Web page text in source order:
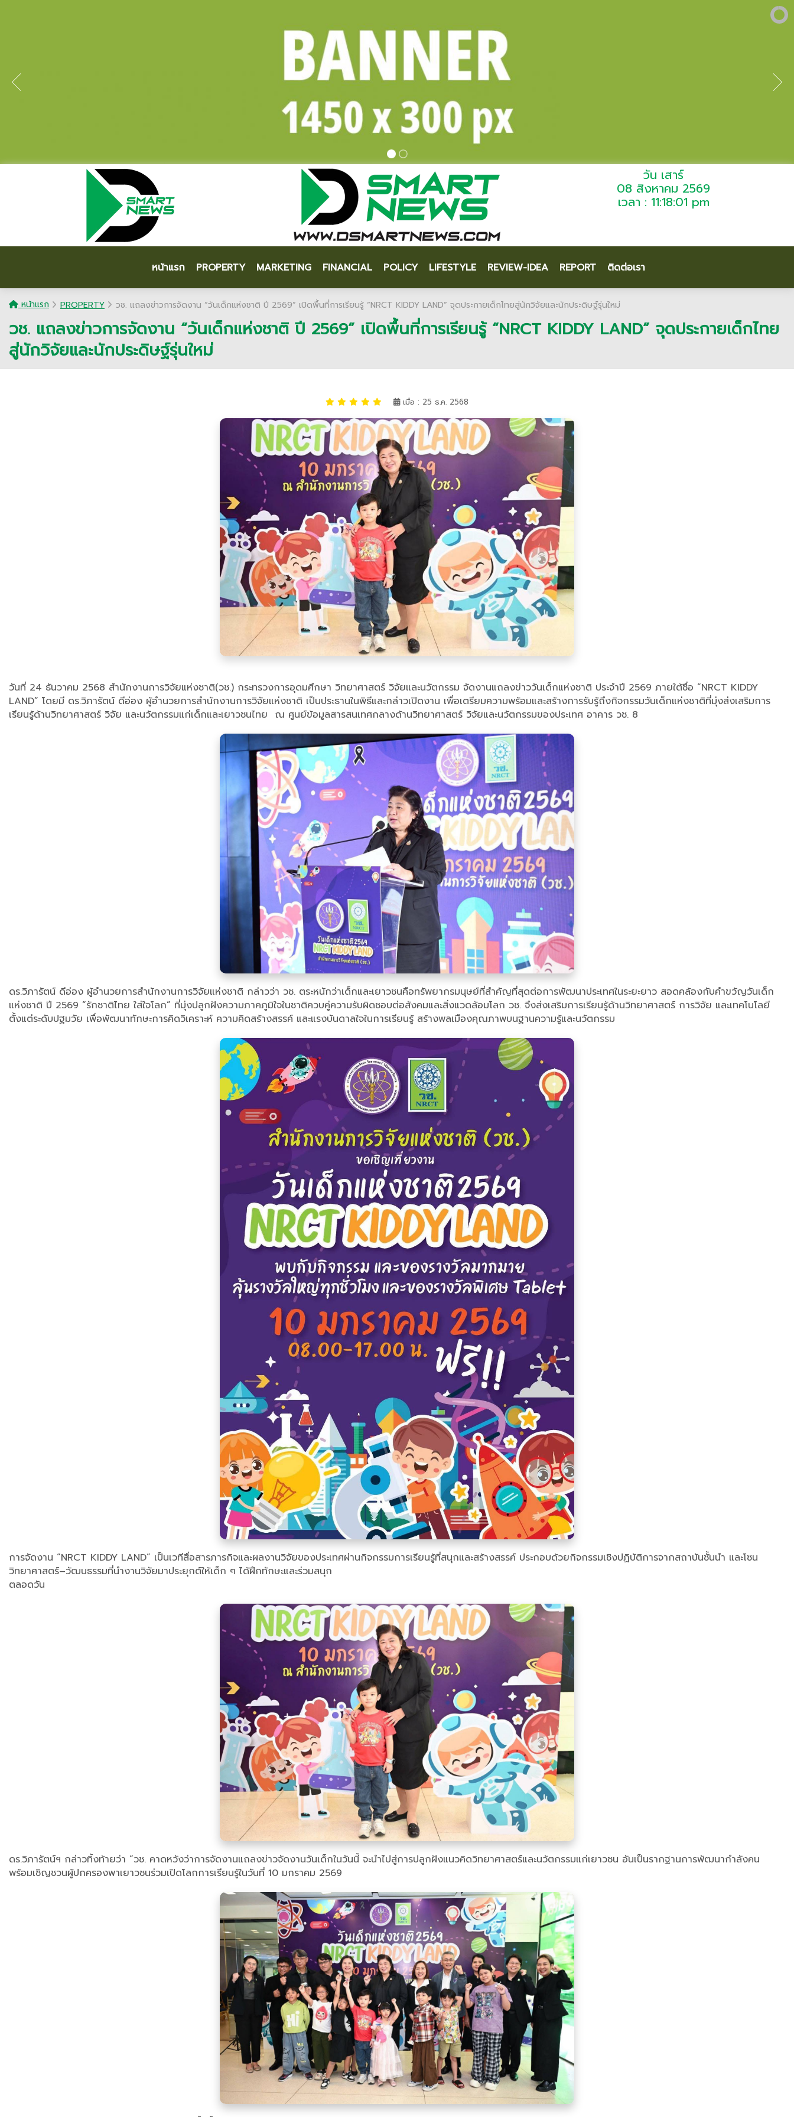
วัน เสาร์
08 สิงหาคม 2569
เวลา : 11:18:01 pm
หน้าแรก PROPERTY MARKETING FINANCIAL POLICY LIFESTYLE REVIEW-IDEA REPORT ติดต่อเรา
หน้าแรก PROPERTY วช. แถลงข่าวการจัดงาน “วันเด็กแห่งชาติ ปี 2569” เปิดพื้นที่การเรียนรู้ “NRCT KIDDY LAND” จุดประกายเด็กไทยสู่นักวิจัยและนักประดิษฐ์รุ่นใหม่
วช. แถลงข่าวการจัดงาน “วันเด็กแห่งชาติ ปี 2569” เปิดพื้นที่การเรียนรู้ “NRCT KIDDY LAND” จุดประกายเด็กไทย
สู่นักวิจัยและนักประดิษฐ์รุ่นใหม่
เมื่อ : 25 ธ.ค. 2568
วันที่ 24 ธันวาคม 2568 สำนักงานการวิจัยแห่งชาติ(วช.) กระทรวงการอุดมศึกษา วิทยาศาสตร์ วิจัยและนวัตกรรม จัดงานแถลงข่าววันเด็กแห่งชาติ ประจำปี 2569 ภายใต้ชื่อ “NRCT KIDDY
LAND” โดยมี ดร.วิภารัตน์ ดีอ่อง ผู้อำนวยการสำนักงานการวิจัยแห่งชาติ เป็นประธานในพิธีและกล่าวเปิดงาน เพื่อเตรียมความพร้อมและสร้างการรับรู้ถึงกิจกรรมวันเด็กแห่งชาติที่มุ่งส่งเสริมการ
เรียนรู้ด้านวิทยาศาสตร์ วิจัย และนวัตกรรมแก่เด็กและเยาวชนไทย ณ ศูนย์ข้อมูลสารสนเทศกลางด้านวิทยาศาสตร์ วิจัยและนวัตกรรมของประเทศ อาคาร วช. 8
ดร.วิภารัตน์ ดีอ่อง ผู้อำนวยการสำนักงานการวิจัยแห่งชาติ กล่าวว่า วช. ตระหนักว่าเด็กและเยาวชนคือทรัพยากรมนุษย์ที่สำคัญที่สุดต่อการพัฒนาประเทศในระยะยาว สอดคล้องกับคำขวัญวันเด็ก
แห่งชาติ ปี 2569 “รักชาติไทย ใส่ใจโลก” ที่มุ่งปลูกฝังความภาคภูมิใจในชาติควบคู่ความรับผิดชอบต่อสังคมและสิ่งแวดล้อมโลก วช. จึงส่งเสริมการเรียนรู้ด้านวิทยาศาสตร์ การวิจัย และเทคโนโลยี
ตั้งแต่ระดับปฐมวัย เพื่อพัฒนาทักษะการคิดวิเคราะห์ ความคิดสร้างสรรค์ และแรงบันดาลใจในการเรียนรู้ สร้างพลเมืองคุณภาพบนฐานความรู้และนวัตกรรม
การจัดงาน “NRCT KIDDY LAND” เป็นเวทีสื่อสารภารกิจและผลงานวิจัยของประเทศผ่านกิจกรรมการเรียนรู้ที่สนุกและสร้างสรรค์ ประกอบด้วยกิจกรรมเชิงปฏิบัติการจากสถาบันชั้นนำ และโซน
วิทยาศาสตร์–วัฒนธรรมที่นำงานวิจัยมาประยุกต์ให้เด็ก ๆ ได้ฝึกทักษะและร่วมสนุก
ตลอดวัน
ดร.วิภารัตน์ฯ กล่าวทิ้งท้ายว่า “วช. คาดหวังว่าการจัดงานแถลงข่าวจัดงานวันเด็กในวันนี้ จะนำไปสู่การปลูกฝังแนวคิดวิทยาศาสตร์และนวัตกรรมแก่เยาวชน อันเป็นรากฐานการพัฒนากำลังคน
พร้อมเชิญชวนผู้ปกครองพาเยาวชนร่วมเปิดโลกการเรียนรู้ในวันที่ 10 มกราคม 2569